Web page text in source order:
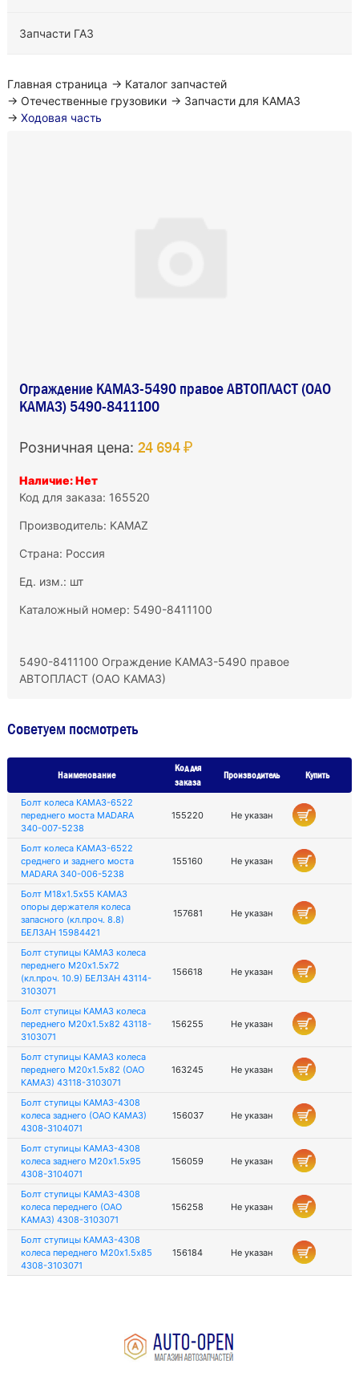
Запчасти ГАЗ
Главная страница → Каталог запчастей
→ Отечественные грузовики → Запчасти для КАМАЗ
→ Ходовая часть
Ограждение КАМАЗ-5490 правое АВТОПЛАСТ (ОАО
КАМАЗ) 5490-8411100
Розничная цена: 24 694 ₽
Наличие: Нет
Код для заказа: 165520
Производитель: KAMAZ
Страна: Россия
Ед. изм.: шт
Каталожный номер: 5490-8411100
5490-8411100 Ограждение КАМАЗ-5490 правое
АВТОПЛАСТ (ОАО КАМАЗ)
Советуем посмотреть
Наименование
Код для
заказа
Производитель Купить
Болт колеса КАМАЗ-6522
переднего моста MADARA
340-007-5238
155220 Не указан
Болт колеса КАМАЗ-6522
среднего и заднего моста
MADARA 340-006-5238
155160 Не указан
Болт М18х1.5х55 КАМАЗ
опоры держателя колеса
запасного (кл.проч. 8.8)
БЕЛЗАН 15984421
157681 Не указан
Болт ступицы КАМАЗ колеса
переднего М20х1.5х72
(кл.проч. 10.9) БЕЛЗАН 43114-
3103071
156618 Не указан
Болт ступицы КАМАЗ колеса
переднего М20х1.5х82 43118-
3103071
156255 Не указан
Болт ступицы КАМАЗ колеса
переднего М20х1.5х82 (ОАО
КАМАЗ) 43118-3103071
163245 Не указан
Болт ступицы КАМАЗ-4308
колеса заднего (ОАО КАМАЗ)
4308-3104071
156037 Не указан
Болт ступицы КАМАЗ-4308
колеса заднего М20х1.5х95
4308-3104071
156059 Не указан
Болт ступицы КАМАЗ-4308
колеса переднего (ОАО
КАМАЗ) 4308-3103071
156258 Не указан
Болт ступицы КАМАЗ-4308
колеса переднего М20х1.5х85
4308-3103071
156184 Не указан